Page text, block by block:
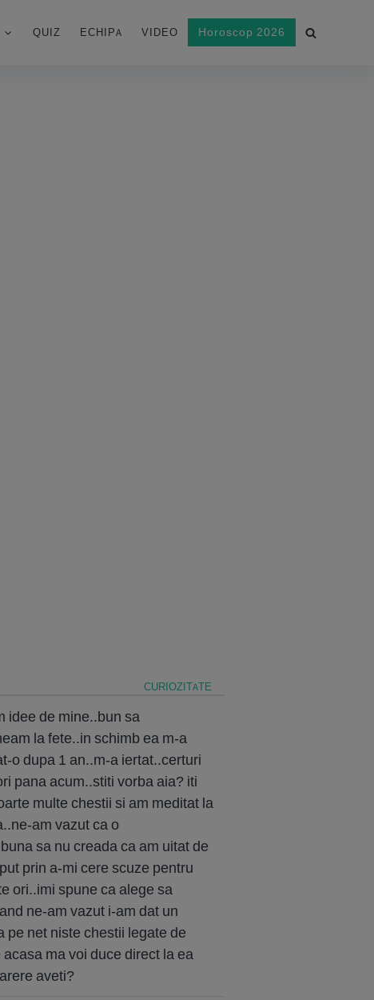
QUIZ ECHIPA VIDEO Horoscop 2026
CURIOZITATE
idee de mine..bun sa
la fete..in schimb ea m-a
o dupa 1 an..m-a iertat..certuri
pana acum..stiti vorba aia? iti
multe chestii si am meditat la
am vazut ca o
sa nu creada ca am uitat de
prin a-mi cere scuze pentru
ori..imi spune ca alege sa
ne-am vazut i-am dat un
pe net niste chestii legate de
ma voi duce direct la ea
aveti?